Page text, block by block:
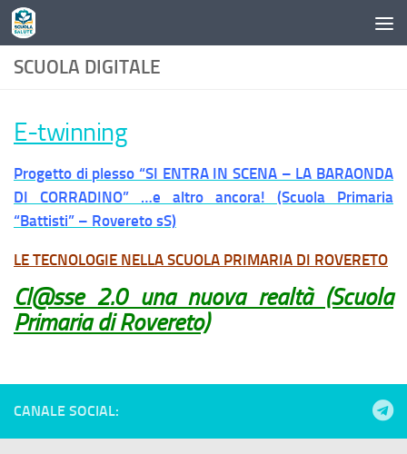
Skip to content
SCUOLA DIGITALE
E-twinning
Progetto di plesso “SI ENTRA IN SCENA – LA BARAONDA
DI CORRADINO” …e altro ancora! (Scuola Primaria
“Battisti” – Rovereto sS)
LE TECNOLOGIE NELLA SCUOLA PRIMARIA DI ROVERETO
Cl@sse 2.0 una nuova realtà (Scuola
Primaria di Rovereto)
CANALE SOCIAL: